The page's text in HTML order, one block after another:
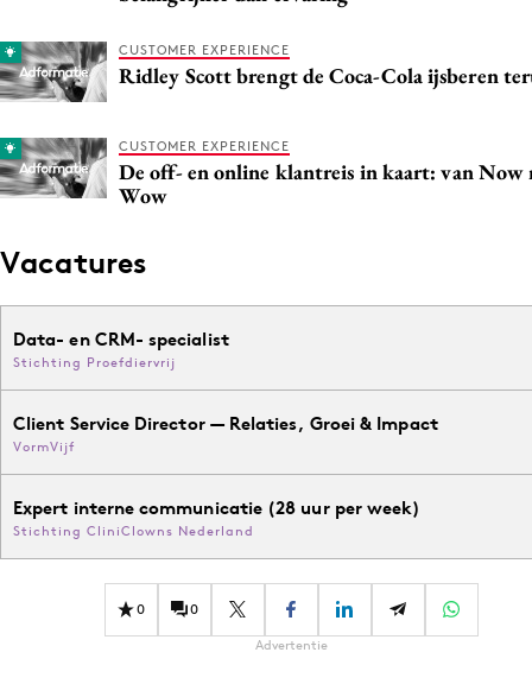
CUSTOMER EXPERIENCE
Ridley Scott brengt de Coca-Cola ijsberen
CUSTOMER EXPERIENCE
De off- en online klantreis in kaart: van Now
Wow
Vacatures
Data- en CRM- specialist
Stichting Proefdiervrij
Client Service Director — Relaties, Groei & Impact
VormVijf
Expert interne communicatie (28 uur per week)
Stichting CliniClowns Nederland
0 0
Advertentie